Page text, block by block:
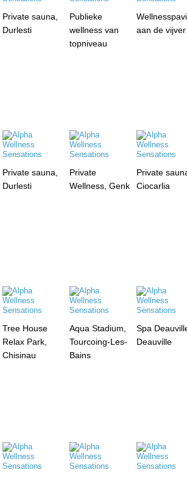
Private sauna,
Durlesti
Publieke
wellness van
topniveau
aan de vijver
Private sauna,
Durlesti
Private
Wellness, Genk
Private
Ciocarlia
Tree House
Relax Park,
Chisinau
Aqua Stadium,
Tourcoing-Les-
Bains
Spa
Deauville